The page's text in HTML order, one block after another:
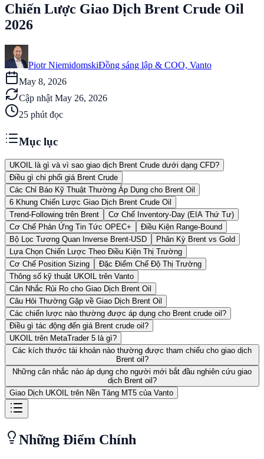
Chiến Lược Giao Dịch Brent Crude Oil
2026
Piotr NiemidomskiĐồng sáng lập & COO, Vanto
May 8, 2026
Cập nhật May 26, 2026
25 phút đọc
Mục lục
UKOIL là gì và vì sao giao dịch Brent Crude dưới dạng CFD?
Điều gì chi phối giá Brent Crude
Các Chỉ Báo Kỹ Thuật Thường Áp Dụng cho Brent Oil
6 Khung Chiến Lược Giao Dịch Brent Crude Oil
Trend-Following trên Brent
Cơ Chế Inventory-Day (EIA Thứ Tư)
Cơ Chế Phản Ứng Tin Tức OPEC+
Điều Kiện Range-Bound
Bộ Lọc Tương Quan Inverse Brent-USD
Phân Kỳ Brent vs Gold
Lựa Chọn Chiến Lược Theo Điều Kiện Thị Trường
Cơ Chế Position Sizing
Đặc Điểm Chế Độ Thị Trường
Thông số kỹ thuật UKOIL trên Vanto
Cân Nhắc Rủi Ro cho Giao Dịch Brent Oil
Câu Hỏi Thường Gặp về Giao Dịch Brent Oil
Các chiến lược nào thường được áp dụng cho Brent crude oil?
Điều gì tác động đến giá Brent crude oil?
UKOIL trên MetaTrader 5 là gì?
Các kích thước tài khoản nào thường được tham chiếu cho giao dịch
Brent oil?
Những cân nhắc nào áp dụng cho người mới bắt đầu nghiên cứu giao
dịch Brent oil?
Giao Dịch UKOIL trên Nền Tảng MT5 của Vanto
Những Điểm Chính